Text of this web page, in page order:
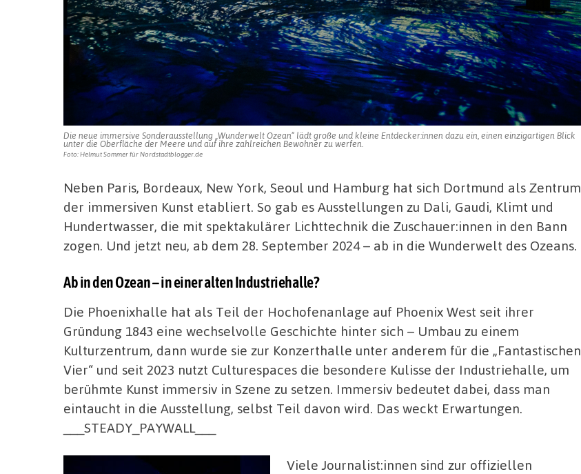
Die neue immersive Sonderausstellung „Wunderwelt Ozean“ lädt große und kleine Entdecker:innen dazu ein, einen einzigartigen Blick
unter die Oberfläche der Meere und auf ihre zahlreichen Bewohner zu werfen.
Foto: Helmut Sommer für Nordstadtblogger.de
Neben Paris, Bordeaux, New York, Seoul und Hamburg hat sich Dortmund als Zentrum
der immersiven Kunst etabliert. So gab es Ausstellungen zu Dali, Gaudi, Klimt und
Hundertwasser, die mit spektakulärer Lichttechnik die Zuschauer:innen in den Bann
zogen. Und jetzt neu, ab dem 28. September 2024 – ab in die Wunderwelt des Ozeans.
Ab in den Ozean – in einer alten Industriehalle?
Die Phoenixhalle hat als Teil der Hochofenanlage auf Phoenix West seit ihrer
Gründung 1843 eine wechselvolle Geschichte hinter sich – Umbau zu einem
Kulturzentrum, dann wurde sie zur Konzerthalle unter anderem für die „Fantastischen
Vier“ und seit 2023 nutzt Culturespaces die besondere Kulisse der Industriehalle, um
berühmte Kunst immersiv in Szene zu setzen. Immersiv bedeutet dabei, dass man
eintaucht in die Ausstellung, selbst Teil davon wird. Das weckt Erwartungen.
___STEADY_PAYWALL___
Viele Journalist:innen sind zur offiziellen